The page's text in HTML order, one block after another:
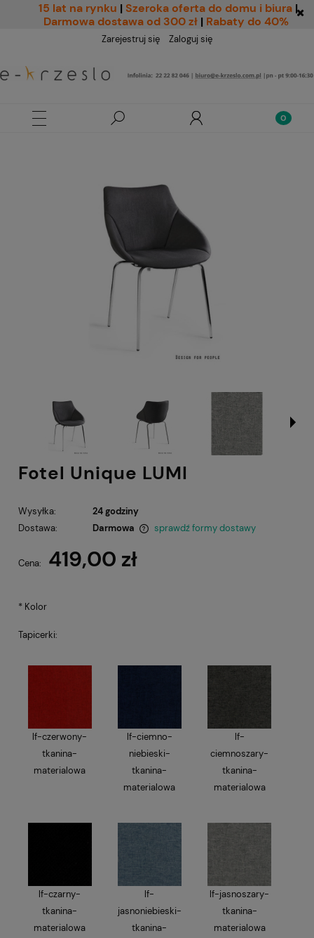
15 lat na rynku | Szeroka oferta do domu i biura |
Darmowa dostawa od 300 zł | Rabaty do 40%
Zarejestruj się Zaloguj się
Fotel Unique LUMI
Wysyłka:
24 godziny
Dostawa:
Darmowa
sprawdź formy dostawy
Cena: 419,00 zł
* Kolor
Tapicerki:
lf-czerwony-
tkanina-
materialowa
lf-ciemno-
niebieski-
tkanina-
materialowa
lf-
ciemnoszary-
tkanina-
materialowa
lf-czarny-
tkanina-
materialowa
lf-
jasnoniebieski-
tkanina-
lf-jasnoszary-
tkanina-
materialowa